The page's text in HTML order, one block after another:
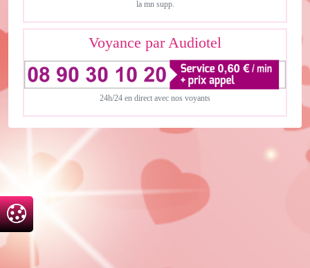
la mn supp.
Voyance par Audiotel
24h/24 en direct avec nos voyants